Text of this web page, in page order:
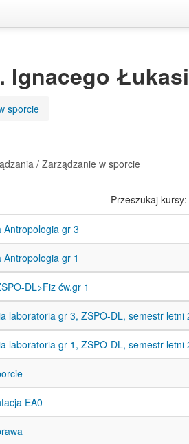
Ignacego
sporcie
Przeszukaj kursy:
Antropologia gr 3
Antropologia gr 1
DL>Fiz ćw.gr 1
laboratoria gr 3, ZSPO-DL, semestr letni
laboratoria gr 1, ZSPO-DL, semestr letni
EA0